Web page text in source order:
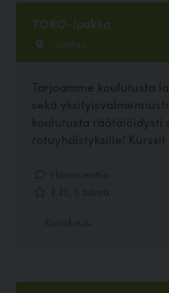
TOKO-luokka
, Vantaa
Tarjoamme koulutusta
sekä
koulutusta räätälöidysti
rotuyhdistyksille! Kurssit